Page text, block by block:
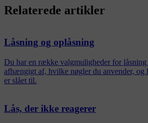
Relaterede artikler
Låsning og oplåsning
Du har en række valgmuligheder for
afhængigt af, hvilke nøgler du anvender,
er slået til.
Lås, der ikke reagerer